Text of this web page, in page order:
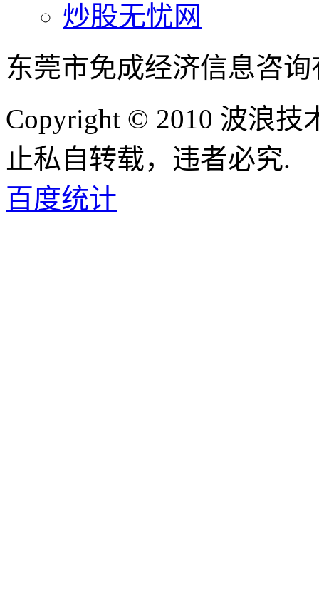
炒股无忧网
东莞市免成经济信息咨
Copyright © 2010 波浪技
止私自转载，违者必究.
百度统计